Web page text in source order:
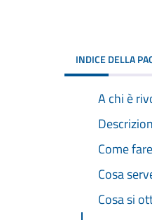
INDICE DELLA
A chi è
Come fare
Cosa
Cosa si